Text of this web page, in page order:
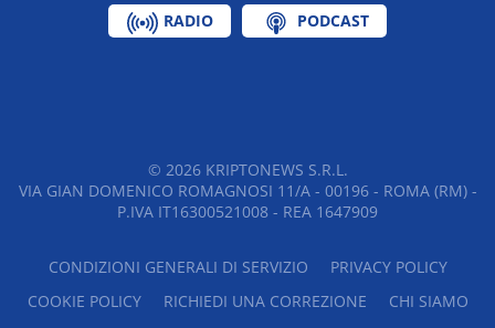
RADIO PODCAST
© 2026KRIPTONEWS S.R.L.
VIA GIAN DOMENICO ROMAGNOSI 11/A - 00196 - ROMA (RM) -
P.IVA IT16300521008 - REA 1647909
CONDIZIONI GENERALI DI SERVIZIO
PRIVACY POLICY
COOKIE POLICY
RICHIEDI UNA CORREZIONE
CHI SIAMO